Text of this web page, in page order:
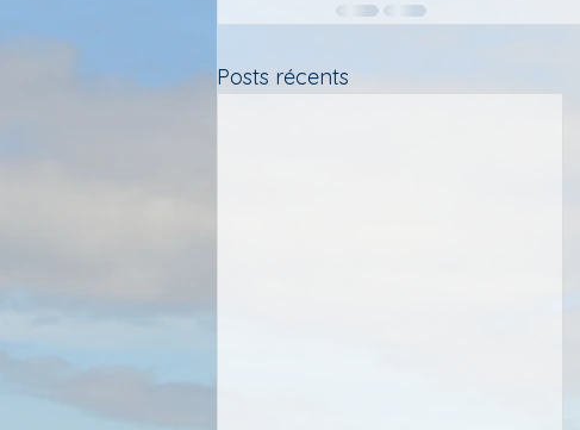
Posts récents